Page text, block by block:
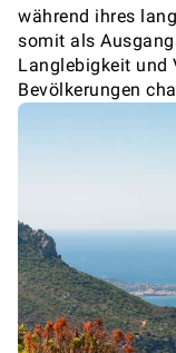
während ihres
somit als
Langlebigkeit und
Bevölkerungen